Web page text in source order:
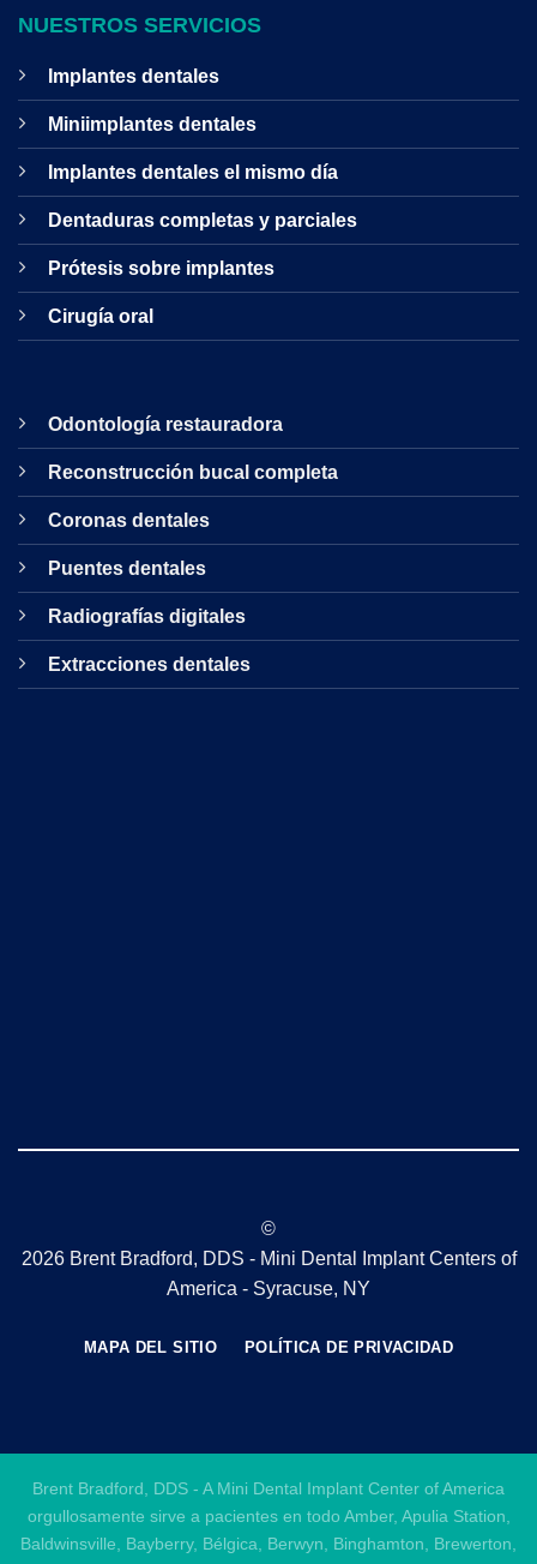
NUESTROS SERVICIOS
Implantes dentales
Miniimplantes dentales
Implantes dentales el mismo día
Dentaduras completas y parciales
Prótesis sobre implantes
Cirugía oral
Odontología restauradora
Reconstrucción bucal completa
Coronas dentales
Puentes dentales
Radiografías digitales
Extracciones dentales
©
2026 Brent Bradford, DDS - Mini Dental Implant Centers of
America - Syracuse, NY
MAPA DEL SITIO POLÍTICA DE PRIVACIDAD
Brent Bradford, DDS - A Mini Dental Implant Center of America
orgullosamente sirve a pacientes en todo Amber, Apulia Station,
Baldwinsville, Bayberry, Bélgica, Berwyn, Binghamton, Brewerton,